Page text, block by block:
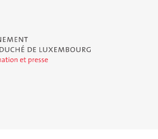
Duché de Luxembourg - Service